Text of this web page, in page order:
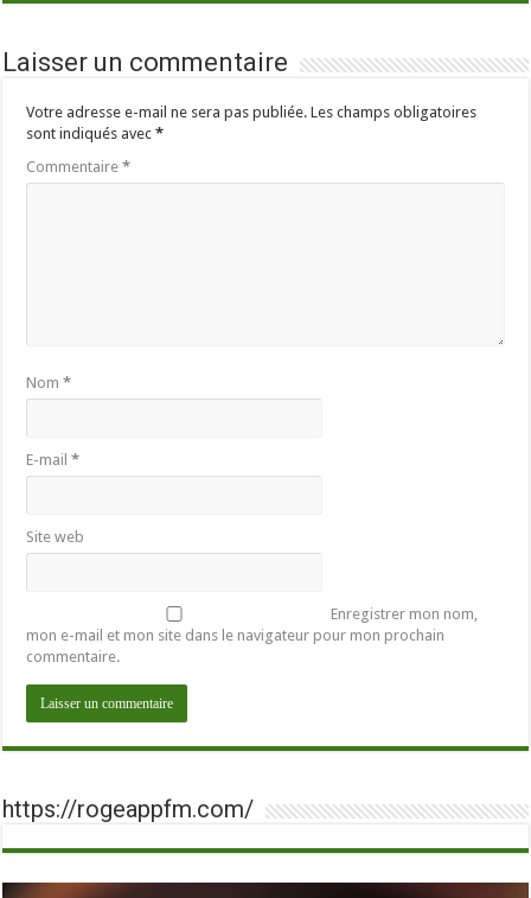
Laisser un commentaire
Votre adresse e-mail ne sera pas publiée. Les champs obligatoires
sont indiqués avec*
Commentaire*
Nom*
E-mail*
Site web
Enregistrer mon nom,
mon e-mail et mon site dans le navigateur pour mon prochain
commentaire.
https://rogeappfm.com/